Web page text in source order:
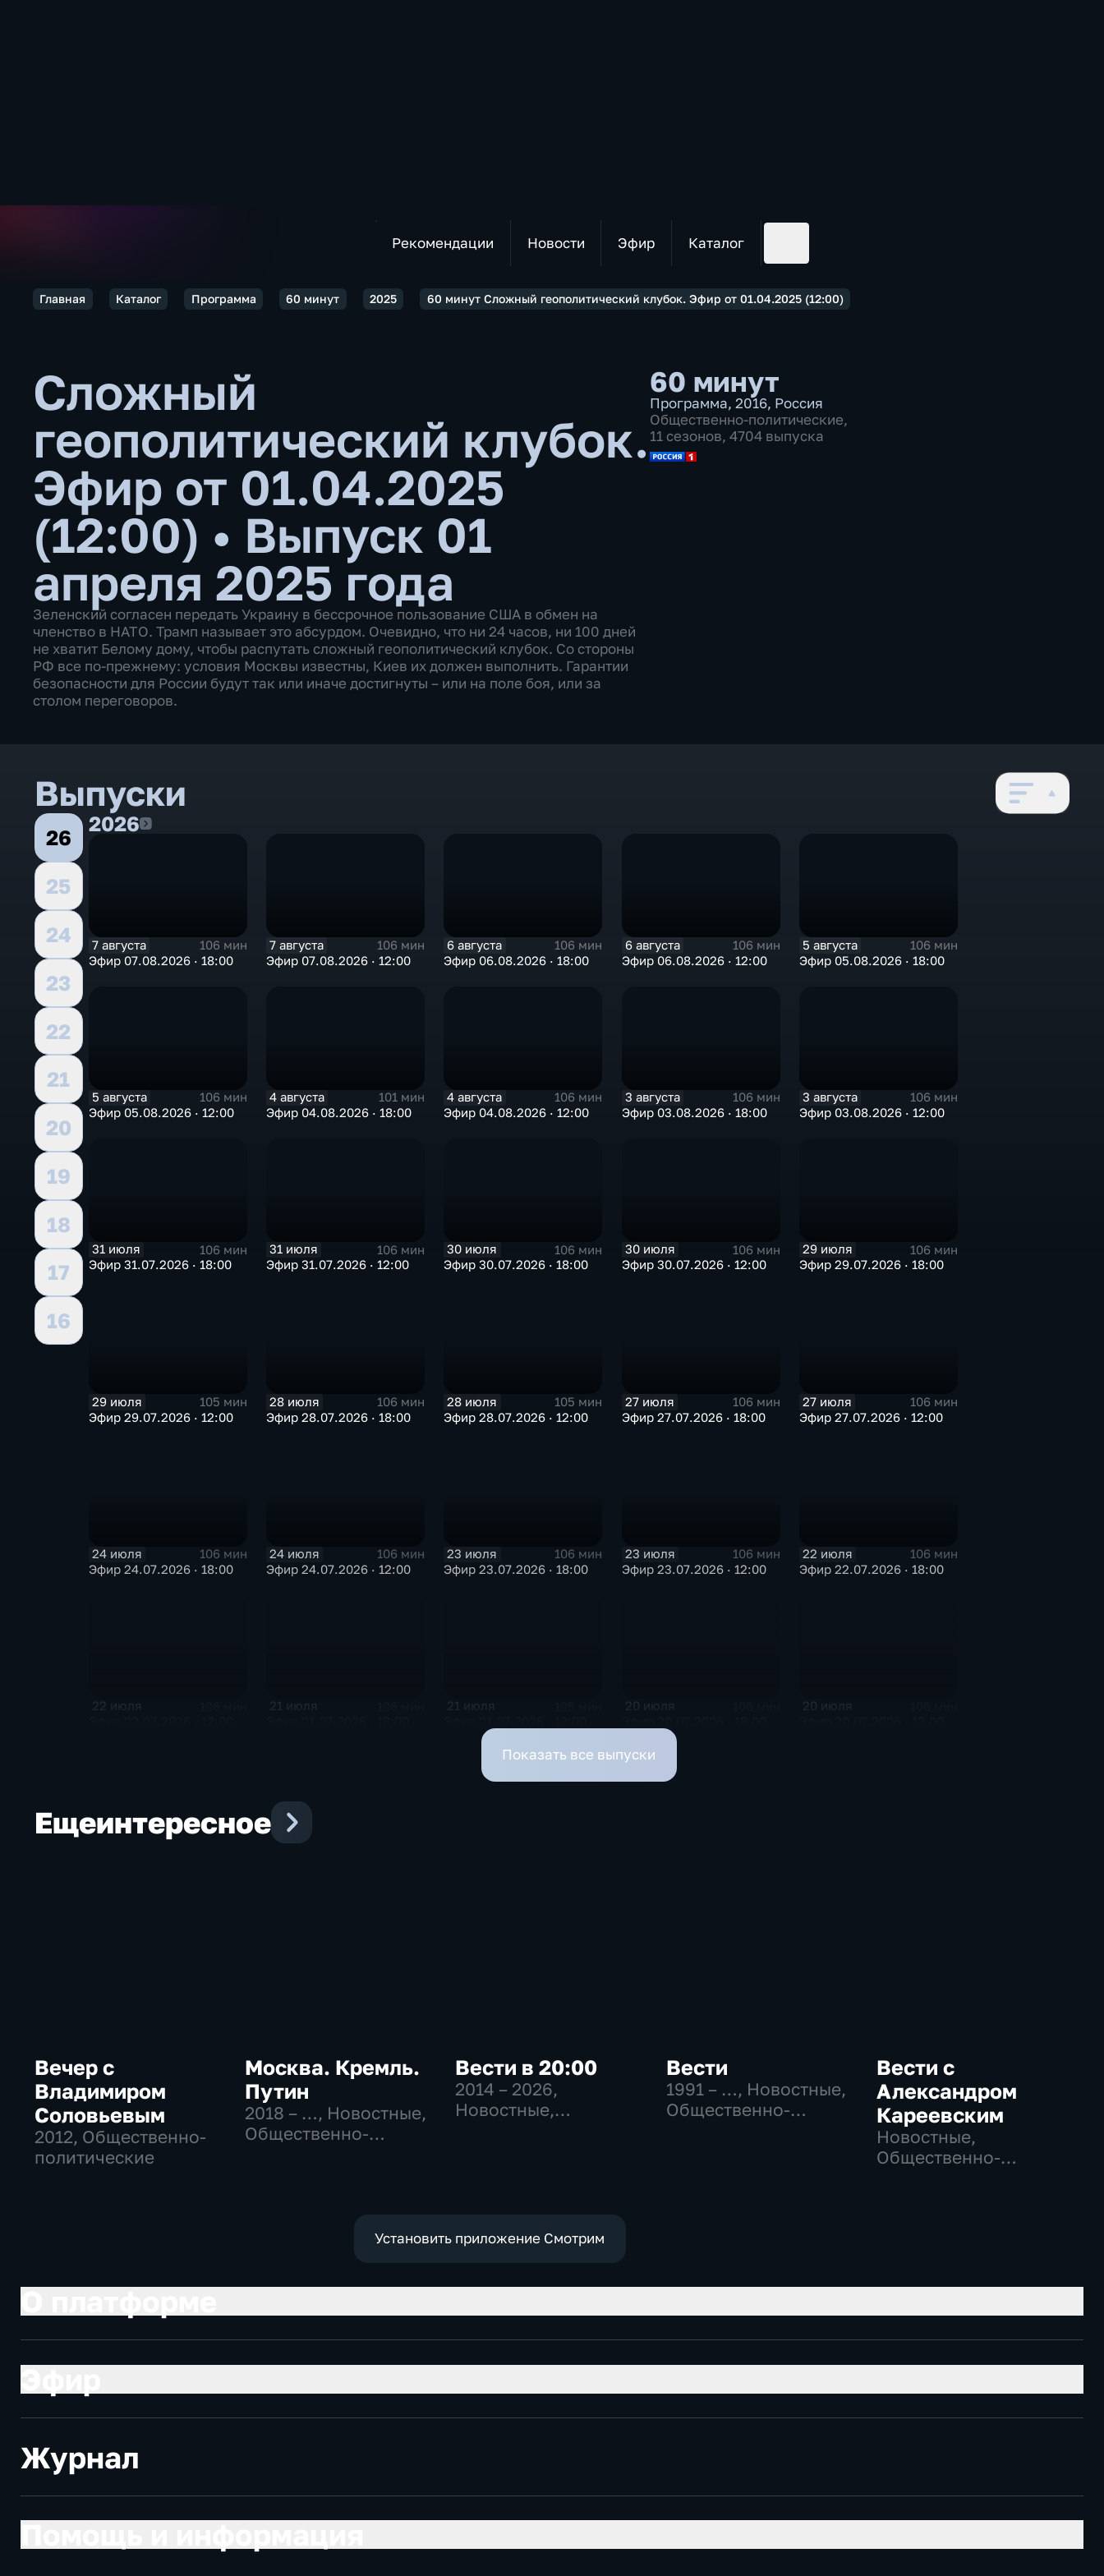
Рекомендации Новости Эфир Каталог
Главная Каталог Программа 60 минут 2025 60 минут Сложный геополитический клубок. Эфир от 01.04.2025 (12:00)
Сложный
геополитический клубок.
Эфир от 01.04.2025
(12:00) • Выпуск 01
апреля 2025 года
Зеленский согласен передать Украину в бессрочное пользование США в обмен на
членство в НАТО. Трамп называет это абсурдом. Очевидно, что ни 24 часов, ни 100 дней
не хватит Белому дому, чтобы распутать сложный геополитический клубок. Со стороны
РФ все по-прежнему: условия Москвы известны, Киев их должен выполнить. Гарантии
безопасности для России будут так или иначе достигнуты – или на поле боя, или за
столом переговоров.
60 минут
Программа, 2016, Россия
Общественно-политические,
11 сезонов, 4704 выпуска
Выпуски
26
25
24
23
22
21
20
19
18
17
16
20262026
7 августа
106 мин
Эфир 07.08.2026 · 18:00
7 августа
106 мин
Эфир 07.08.2026 · 12:00
6 августа
106 мин
Эфир 06.08.2026 · 18:00
6 августа
106 мин
Эфир 06.08.2026 · 12:00
5 августа
106 мин
Эфир 05.08.2026 · 18:00
5 августа
106 мин
Эфир 05.08.2026 · 12:00
4 августа
101 мин
Эфир 04.08.2026 · 18:00
4 августа
106 мин
Эфир 04.08.2026 · 12:00
3 августа
106 мин
Эфир 03.08.2026 · 18:00
3 августа
106 мин
Эфир 03.08.2026 · 12:00
31 июля
106 мин
Эфир 31.07.2026 · 18:00
31 июля
106 мин
Эфир 31.07.2026 · 12:00
30 июля
106 мин
Эфир 30.07.2026 · 18:00
30 июля
106 мин
Эфир 30.07.2026 · 12:00
29 июля
106 мин
Эфир 29.07.2026 · 18:00
29 июля
105 мин
Эфир 29.07.2026 · 12:00
28 июля
106 мин
Эфир 28.07.2026 · 18:00
28 июля
105 мин
Эфир 28.07.2026 · 12:00
27 июля
106 мин
Эфир 27.07.2026 · 18:00
27 июля
106 мин
Эфир 27.07.2026 · 12:00
24 июля
106 мин
Эфир 24.07.2026 · 18:00
24 июля
106 мин
Эфир 24.07.2026 · 12:00
23 июля
106 мин
Эфир 23.07.2026 · 18:00
23 июля
106 мин
Эфир 23.07.2026 · 12:00
22 июля
106 мин
Эфир 22.07.2026 · 18:00
22 июля 21 июля 21 июля 20 июля 20 июля
Показать все выпуски
Ещеинтересное
Вечер с
Владимиром
Соловьевым
2012, Общественно-
политические
Москва. Кремль.
Путин
2018 – …, Новостные,
Общественно-
Вести в 20:00
2014 – 2026,
Новостные,
Вести
1991 – …, Новостные,
Общественно-
Вести с
Александром
Кареевским
Новостные,
Общественно-
Установить приложение Смотрим
Журнал